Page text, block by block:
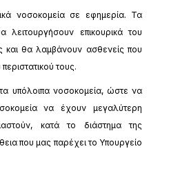
νοσοκομεία σε εφημερία. Τα
λειτουργήσουν επικουρικά του
και θα λαμβάνουν ασθενείς που
τους.
υπόλοιπα νοσοκομεία, ώστε να
να έχουν μεγαλύτερη
κατά το διάστημα της
που μας παρέχει το Υπουργείο